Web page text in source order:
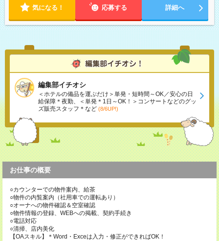
気になる！ 応募する 詳細へ
編集部イチオシ
＜ホテルの備品を運ぶだけ＞単発・短時間～OK／安心の日
給保障＊夜勤、＜単発＊1日～OK！＞コンサートなどのグッ
ズ販売スタッフ＊など (8/6UP!)
お仕事の概要
○カウンターでの物件案内、給茶
○物件の内覧案内（社用車での運転あり）
○オーナへの物件確認＆空室確認
○物件情報の登録、WEBへの掲載、契約手続き
○電話対応
○清掃、店内美化
【OAスキル】＊Word・Exceは入力・修正ができればOK！